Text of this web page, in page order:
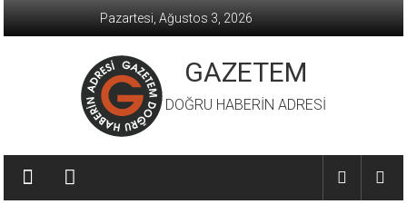
Pazartesi, Ağustos 3, 2026
GAZETEM
DOĞRU HABERİN ADRESİ